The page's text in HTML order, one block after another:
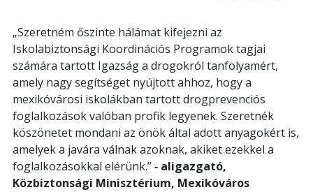
„Szeretném őszinte hálámat kifejezni az
Iskolabiztonsági Koordinációs Programok tagjai
számára tartott Igazság a drogokról tanfolyamért,
amely nagy segítséget nyújtott ahhoz, hogy a
mexikóvárosi iskolákban tartott drogprevenciós
foglalkozások valóban profik legyenek. Szeretnék
köszönetet mondani az önök által adott anyagokért is,
amelyek a javára válnak azoknak, akiket ezekkel a
foglalkozásokkal elérünk.”‑ aligazgató,
Közbiztonsági Minisztérium, Mexikóváros